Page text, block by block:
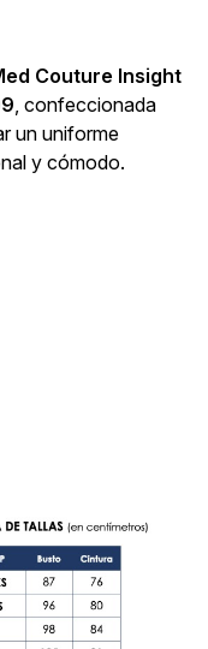
Couture Insight
, confeccionada
un uniforme
y cómodo.